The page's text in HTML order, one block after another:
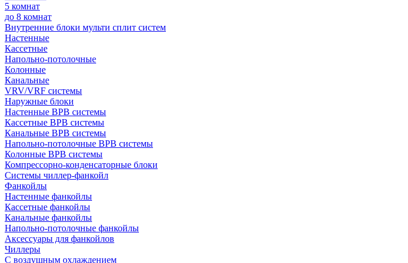
5 комнат
до 8 комнат
Внутренние блоки мульти сплит систем
Настенные
Кассетные
Напольно-потолочные
Колонные
Канальные
VRV/VRF системы
Наружные блоки
Настенные ВРВ системы
Кассетные ВРВ системы
Канальные ВРВ системы
Напольно-потолочные ВРВ системы
Колонные ВРВ системы
Компрессорно-конденсаторные блоки
Системы чиллер-фанкойл
Фанкойлы
Настенные фанкойлы
Кассетные фанкойлы
Канальные фанкойлы
Напольно-потолочные фанкойлы
Аксессуары для фанкойлов
Чиллеры
С воздушным охлаждением